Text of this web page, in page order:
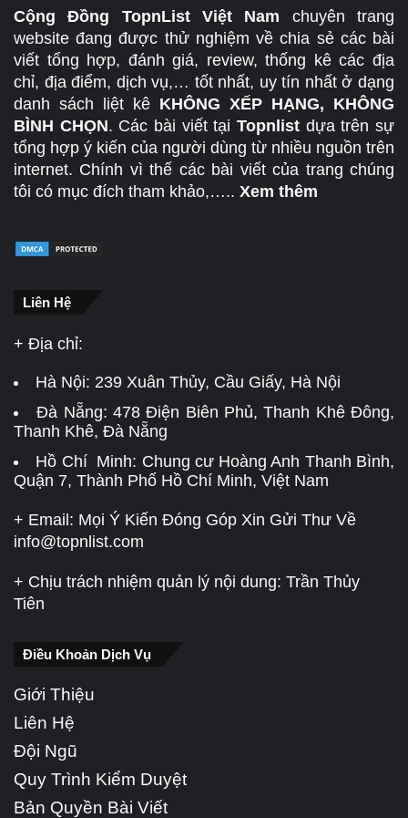
Cộng Đồng TopnList Việt Nam chuyên trang
website đang được thử nghiệm về chia sẻ các bài
viết tổng hợp, đánh giá, review, thống kê các địa
chỉ, địa điểm, dịch vụ,… tốt nhất, uy tín nhất ở dạng
danh sách liệt kê KHÔNG XẾP HẠNG, KHÔNG
BÌNH CHỌN. Các bài viết tạiTopnlist dựa trên sự
tổng hợp ý kiến của người dùng từ nhiều nguồn trên
internet. Chính vì thế các bài viết của trang chúng
tôi có mục đích tham khảo,….. Xem thêm
Liên Hệ
+ Địa chỉ:
Hà Nội: 239 Xuân Thủy, Cầu Giấy, Hà Nội
Đà Nẵng:478 Điện Biên Phủ, Thanh Khê Đông,
Thanh Khê, Đà Nẵng
Hồ Chí Minh: Chung cư Hoàng Anh Thanh Bình,
Quận 7, Thành Phố Hồ Chí Minh, Việt Nam
+ Email: Mọi Ý Kiến Đóng Góp Xin Gửi Thư Về
info@topnlist.com
+ Chịu trách nhiệm quản lý nội dung: Trần Thủy
Tiên
Điều Khoản Dịch Vụ
Giới Thiệu
Liên Hệ
Đội Ngũ
Quy Trình Kiểm Duyệt
Bản Quyền Bài Viết